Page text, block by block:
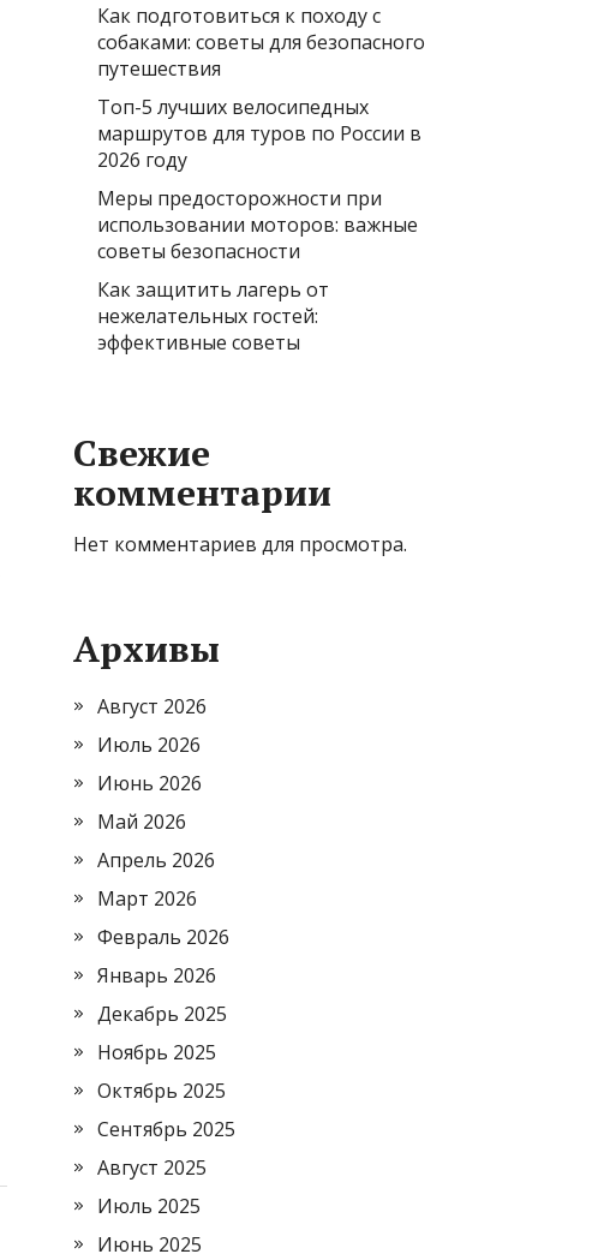
Как подготовиться к походу с
собаками: советы для безопасного
путешествия
Топ-5 лучших велосипедных
маршрутов для туров по России в
2026 году
Меры предосторожности при
использовании моторов: важные
советы безопасности
Как защитить лагерь от
нежелательных гостей:
эффективные советы
Свежие
комментарии
Нет комментариев для просмотра.
Архивы
Август 2026
Июль 2026
Июнь 2026
Май 2026
Апрель 2026
Март 2026
Февраль 2026
Январь 2026
Декабрь 2025
Ноябрь 2025
Октябрь 2025
Сентябрь 2025
Август 2025
Июль 2025
Июнь 2025